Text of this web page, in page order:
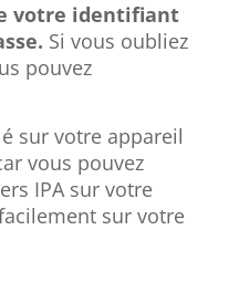
votre identifiant
Si vous oubliez
pouvez
sur votre appareil
vous pouvez
IPA sur votre
sur votre